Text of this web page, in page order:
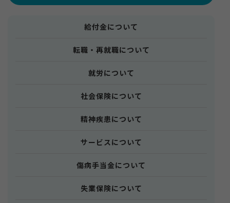
給付金について
転職・再就職について
就労について
社会保険について
精神疾患について
サービスについて
傷病手当金について
失業保険について